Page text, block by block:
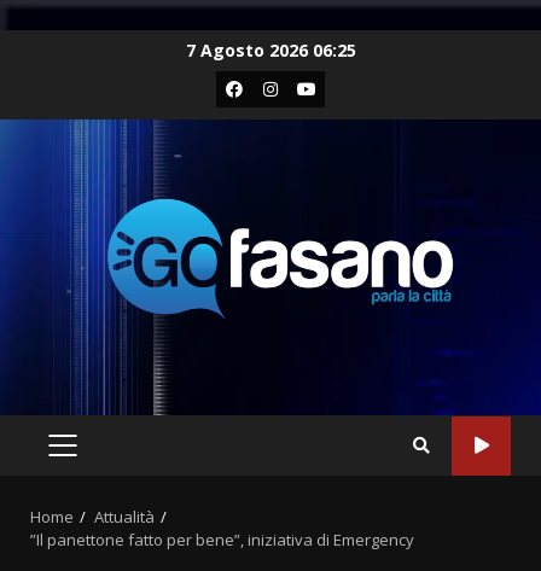
7 Agosto 2026 06:25
Facebook
Instagram
Youtube
PRIMARY
Home
Attualità
”Il panettone fatto per bene”, iniziativa di Emergency